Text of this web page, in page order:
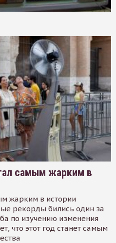
самым жарким в
жарким в истории
рекорды бились один за
по изучению изменения
что этот год станет самым